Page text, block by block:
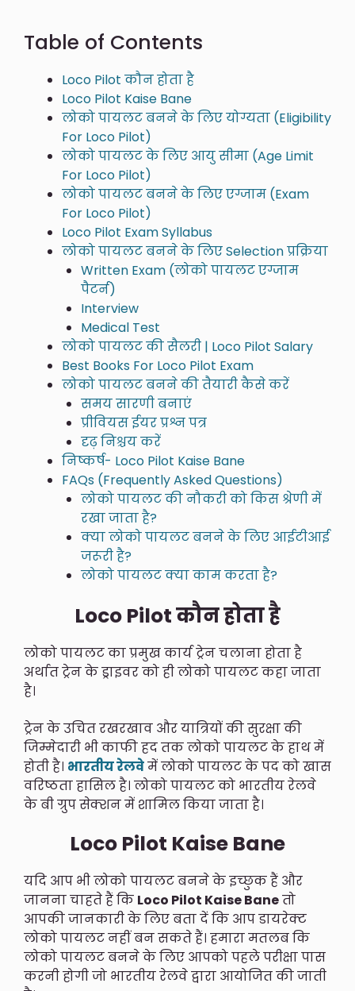
Table of Contents
Loco Pilot कौन होता है
Loco Pilot Kaise Bane
लोको पायलट बनने के लिए योग्यता (Eligibility
For Loco Pilot)
लोको पायलट के लिए आयु सीमा (Age Limit
For Loco Pilot)
लोको पायलट बनने के लिए एग्जाम (Exam
For Loco Pilot)
Loco Pilot Exam Syllabus
लोको पायलट बनने के लिए Selection प्रक्रिया
Written Exam (लोको पायलट एग्जाम
पैटर्न)
Interview
Medical Test
लोको पायलट की सैलरी | Loco Pilot Salary
Best Books For Loco Pilot Exam
लोको पायलट बनने की तैयारी कैसे करें
समय सारणी बनाएं
प्रीवियस ईयर प्रश्न पत्र
दृढ़ निश्चय करें
निष्कर्ष- Loco Pilot Kaise Bane
FAQs (Frequently Asked Questions)
लोको पायलट की नौकरी को किस श्रेणी में
रखा जाता है?
क्या लोको पायलट बनने के लिए आईटीआई
जरूरी है?
लोको पायलट क्या काम करता है?
Loco Pilot कौन होता है
लोको पायलट का प्रमुख कार्य ट्रेन चलाना होता है
अर्थात ट्रेन के ड्राइवर को ही लोको पायलट कहा जाता
है।
ट्रेन के उचित रखरखाव और यात्रियों की सुरक्षा की
जिम्मेदारी भी काफी हद तक लोको पायलट के हाथ में
होती है। भारतीय रेलवेमें लोको पायलट के पद को खास
वरिष्ठता हासिल है। लोको पायलट को भारतीय रेलवे
के बी ग्रुप सेक्शन में शामिल किया जाता है।
Loco Pilot Kaise Bane
यदि आप भी लोको पायलट बनने के इच्छुक हैं और
जानना चाहते हैं कि Loco Pilot Kaise Baneतो
आपकी जानकारी के लिए बता दें कि आप डायरेक्ट
लोको पायलट नहीं बन सकते हैं। हमारा मतलब कि
लोको पायलट बनने के लिए आपको पहले परीक्षा पास
करनी होगी जो भारतीय रेलवे द्वारा आयोजित की जाती